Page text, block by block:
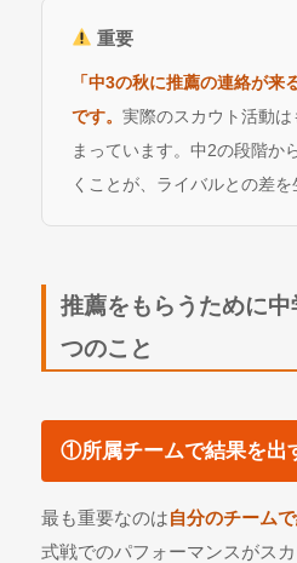
重要
「中3の秋に推薦の連絡が来
です。実際のスカウト活動
まっています。中2の段階か
くことが、ライバルとの差を
推薦をもらうために
つのこと
①所属チームで結果を出
最も重要なのは自分のチーム
式戦でのパフォーマンスがス